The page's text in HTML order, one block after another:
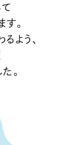
。
よう、
。